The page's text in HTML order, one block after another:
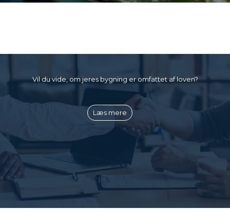
Vil du vide, om jeres bygning er omfattet af loven?
Læs mere